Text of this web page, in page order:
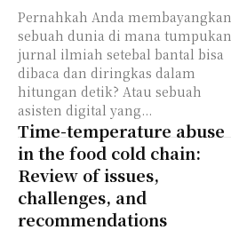
Pernahkah Anda membayangkan
sebuah dunia di mana tumpukan
jurnal ilmiah setebal bantal bisa
dibaca dan diringkas dalam
hitungan detik? Atau sebuah
asisten digital yang...
Time-temperature abuse
in the food cold chain:
Review of issues,
challenges, and
recommendations